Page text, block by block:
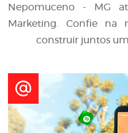
Nepomuceno - MG
Marketing. Confie na
construir juntos